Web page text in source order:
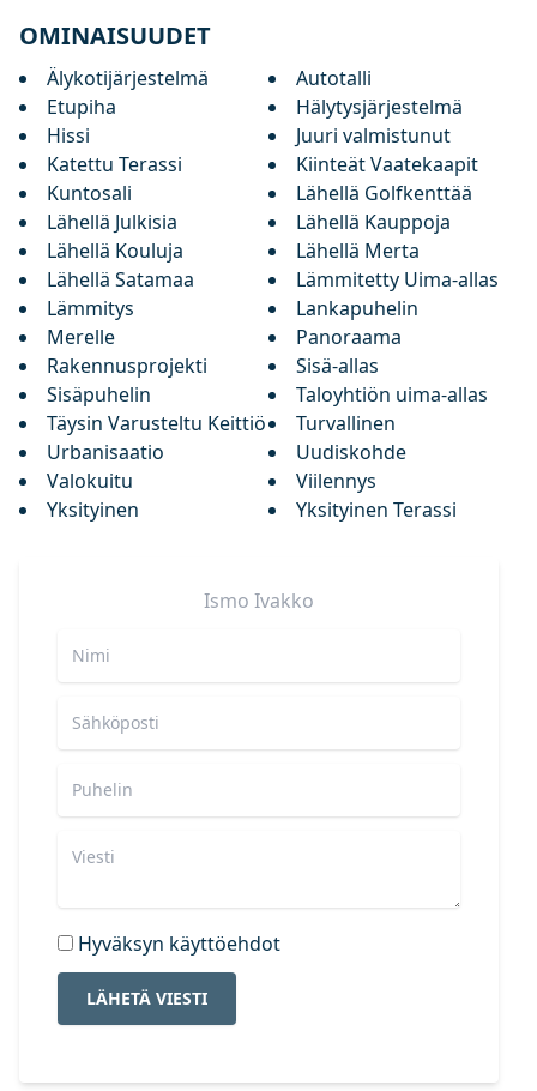
OMINAISUUDET
Älykotijärjestelmä
Autotalli
Etupiha
Hälytysjärjestelmä
Hissi
Juuri valmistunut
Katettu Terassi
Kiinteät Vaatekaapit
Kuntosali
Lähellä Golfkenttää
Lähellä Julkisia
Lähellä Kauppoja
Lähellä Kouluja
Lähellä Merta
Lähellä Satamaa
Lämmitetty Uima-allas
Lämmitys
Lankapuhelin
Merelle
Panoraama
Rakennusprojekti
Sisä-allas
Sisäpuhelin
Taloyhtiön uima-allas
Täysin Varusteltu Keittiö
Turvallinen
Urbanisaatio
Uudiskohde
Valokuitu
Viilennys
Yksityinen
Yksityinen Terassi
Ismo Ivakko
Hyväksyn käyttöehdot
LÄHETÄ VIESTI